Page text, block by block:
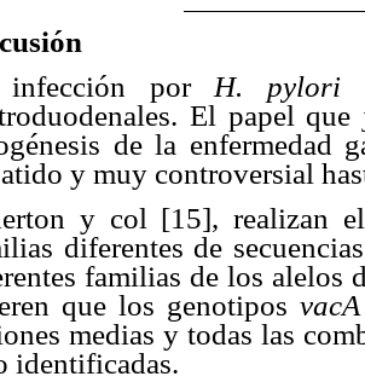
por H. pylori
El papel
de la enfermedad
y muy controversial
y col [15], realizan
diferentes de
familias de los alelos
que los genotiposvacA
medias y todas las
identificadas.